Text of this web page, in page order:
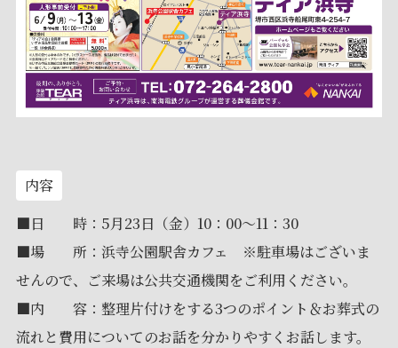
内容
■日 時：5月23日（金）10：00～11：30
■場 所：浜寺公園駅舎カフェ ※駐車場はございま
せんので、ご来場は公共交通機関をご利用ください。
■内 容：整理片付けをする3つのポイント＆お葬式の
流れと費用についてのお話を分かりやすくお話します。